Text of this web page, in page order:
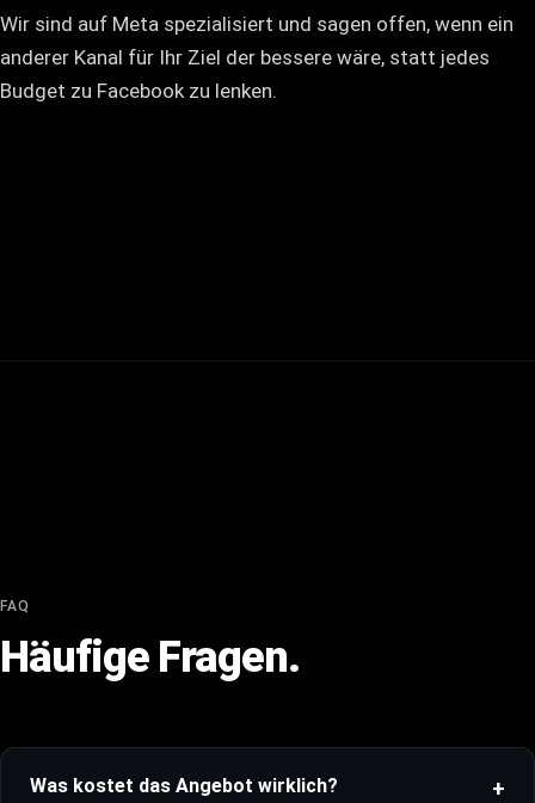
Wir sind auf Meta spezialisiert und sagen offen, wenn ein
anderer Kanal für Ihr Ziel der bessere wäre, statt jedes
Budget zu Facebook zu lenken.
FAQ
Häufige Fragen.
Was kostet das Angebot wirklich?